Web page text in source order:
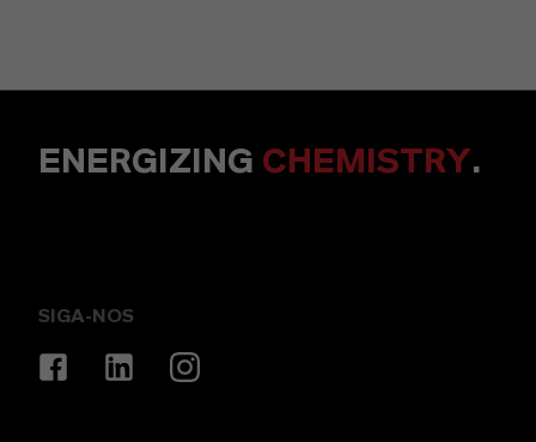
ENERGIZING CHEMISTRY.
SIGA-NOS